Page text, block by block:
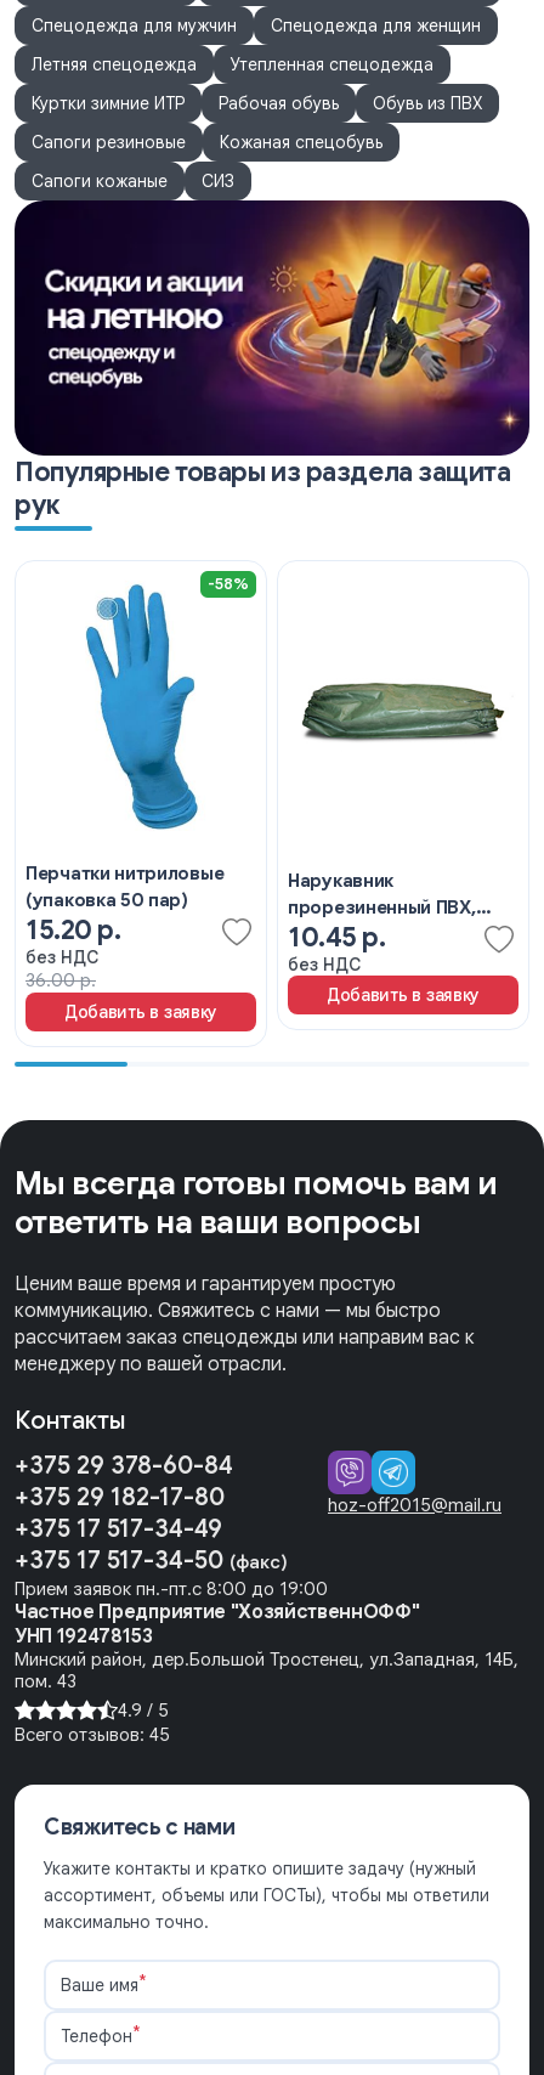
Спецодежда для мужчин
Спецодежда для женщин
Летняя спецодежда
Утепленная спецодежда
Куртки зимние ИТР
Рабочая обувь
Обувь из ПВХ
Сапоги резиновые
Кожаная спецобувь
Сапоги кожаные
СИЗ
Популярные товары из раздела защита
рук
-58%
Перчатки нитриловые
(упаковка 50 пар)
15.20 р.
без НДС
36.00 р.
Добавить в заявку
Нарукавник
прорезиненный ПВХ,
КЩС
10.45 р.
без НДС
Добавить в заявку
Мы всегда готовы помочь вам и
ответить на ваши вопросы
Ценим ваше время и гарантируем простую
коммуникацию. Свяжитесь с нами — мы быстро
рассчитаем заказ спецодежды или направим вас к
менеджеру по вашей отрасли.
Контакты
+375 29 378-60-84
+375 29 182-17-80
+375 17 517-34-49
+375 17 517-34-50 (факс)
Прием заявок пн.-пт.с 8:00 до 19:00
hoz-off2015@mail.ru
Частное Предприятие "ХозяйственнОФФ"
УНП 192478153
Минский район, дер.Большой Тростенец, ул.Западная, 14Б,
пом. 43
4.9 / 5
Всего отзывов: 45
Свяжитесь с нами
Укажите контакты и кратко опишите задачу (нужный
ассортимент, объемы или ГОСТы), чтобы мы ответили
максимально точно.
Ваше имя*
Телефон*